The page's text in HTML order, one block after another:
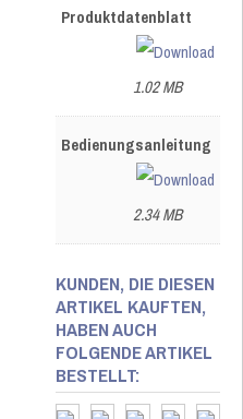
Produktdatenblatt
1.02 MB
Bedienungsanleitung
2.34 MB
KUNDEN, DIE DIESEN
ARTIKEL KAUFTEN,
HABEN AUCH
FOLGENDE ARTIKEL
BESTELLT: